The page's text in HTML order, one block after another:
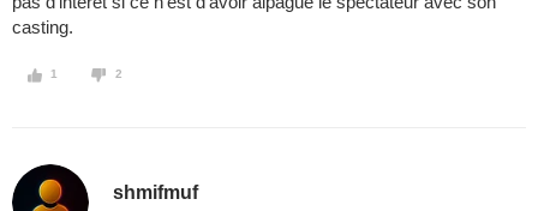
casting.
1 2
shmifmuf